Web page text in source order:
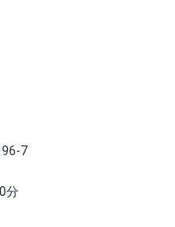
96-7
分